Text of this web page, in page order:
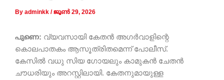
By adminkk /ജൂൺ 29, 2026
പുണെ: വ്യവസായി കേതൻ അഗർവാളിന്റെ
കൊലപാതകം ആസൂത്രിതമെന്ന് പോലീസ്.
കേസിൽ വധു സിയ ഗോയലും കാമുകൻ ചേതൻ
ചൗധരിയും അറസ്റ്റിലായി. കേതനുമായുള്ള